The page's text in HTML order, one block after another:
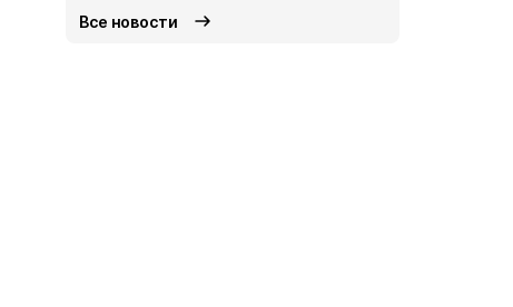
Все новости